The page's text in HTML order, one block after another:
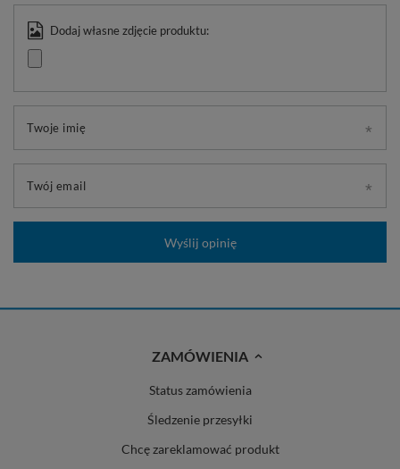
Dodaj własne zdjęcie produktu:
Twoje imię
Twój email
Wyślij opinię
ZAMÓWIENIA
Status zamówienia
Śledzenie przesyłki
Chcę zareklamować produkt